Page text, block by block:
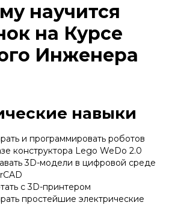
научится
на Курсе
Инженера
навыки
и программировать роботов
конструктора Lego WeDo 2.0
3D-модели в цифровой среде
с 3D-принтером
простейшие электрические